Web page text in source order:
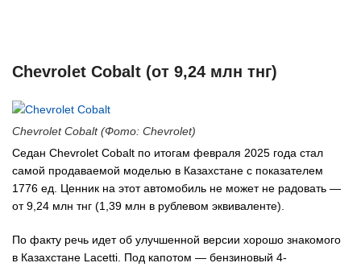
Chevrolet Cobalt (от 9,24 млн тнг)
Chevrolet Cobalt (Фото: Chevrolet)
Седан Chevrolet Cobalt по итогам февраля 2025 года стал
самой продаваемой моделью в Казахстане с показателем
1776 ед. Ценник на этот автомобиль не может не радовать —
от 9,24 млн тнг (1,39 млн в рублевом эквиваленте).
По факту речь идет об улучшенной версии хорошо знакомого
в Казахстане Lacetti. Под капотом — бензиновый 4-